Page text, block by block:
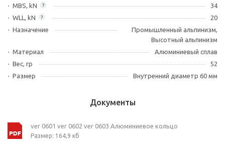
?
MBS, kN 34
?
WLL, kN
20
Назначение
Промышленный альпинизм,
Высотный альпинизм
Материал
Алюминиевый сплав
Вес, гр
52
Размер
Внутренний диаметр 60 мм
Документы
ver 0601 ver 0602 ver 0603 Алюминиевое кольцо
Размер: 164,9 кб